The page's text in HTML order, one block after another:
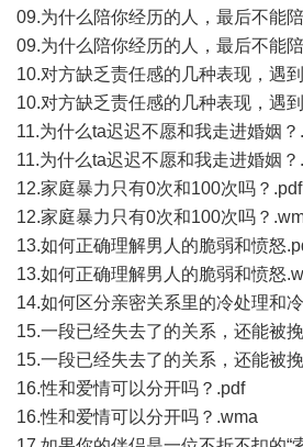
09.为什么陪你经历的人，最后不能
09.为什么陪你经历的人，最后不能
10.对方缺乏责任感的几种表现，遇
10.对方缺乏责任感的几种表现，遇
11.为什么ta迟迟不愿和我走进婚姻？
11.为什么ta迟迟不愿和我走进婚姻
12.家庭暴力只有0次和100次吗？.pdf
12.家庭暴力只有0次和100次吗？
13.如何正确理解男人的脆弱和愤怒
13.如何正确理解男人的脆弱和愤怒
14.如何区分亲密关系里的冷处理和
15.一段已经失去了的关系，还能被
15.一段已经失去了的关系，还能被
16.性和爱情可以分开吗？.pdf
16.性和爱情可以分开吗？.wma